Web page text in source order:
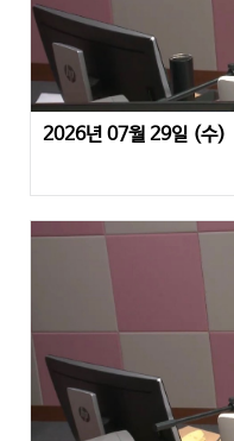
2026년 07월 29일 (수)